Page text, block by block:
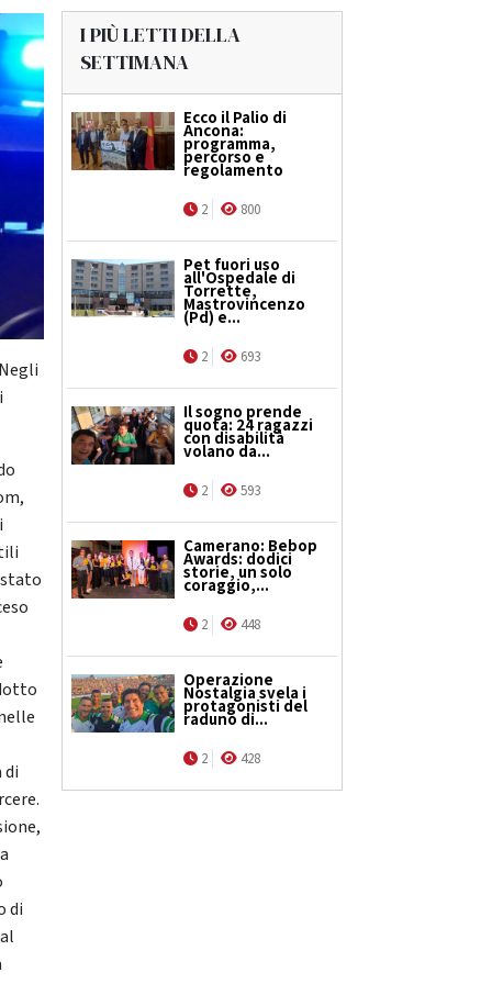
di
di
I PIÙ LETTI DELLA
SETTIMANA
Ecco il Palio di
Ancona:
programma,
percorso e
regolamento
2 800
Pet fuori uso
all'Ospedale di
Torrette,
Mastrovincenzo
(Pd) e...
2 693
Il sogno prende
quota: 24 ragazzi
con disabilità
volano da...
2 593
Camerano: Bebop
Awards: dodici
storie, un solo
coraggio,...
2 448
Operazione
Nostalgia svela i
protagonisti del
raduno di...
2 428